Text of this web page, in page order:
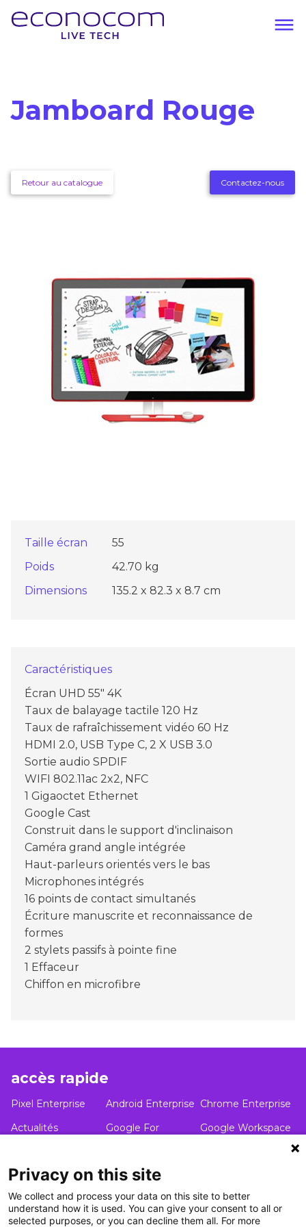
Aller
au
Jamboard Rouge
Retour au catalogue Contactez-nous
Taille écran
55
Poids
42.70 kg
Dimensions
135.2 x 82.3 x 8.7 cm
Caractéristiques
Écran UHD 55" 4K
Taux de balayage tactile 120 Hz
Taux de rafraîchissement vidéo 60 Hz
HDMI 2.0, USB Type C, 2 X USB 3.0
Sortie audio SPDIF
WIFI 802.11ac 2x2, NFC
1 Gigaoctet Ethernet
Google Cast
Construit dans le support d'inclinaison
Caméra grand angle intégrée
Haut-parleurs orientés vers le bas
Microphones intégrés
16 points de contact simultanés
Écriture manuscrite et reconnaissance de
formes
2 stylets passifs à pointe fine
1 Effaceur
Chiffon en microfibre
accès rapide
Pixel Enterprise Android Enterprise Chrome Enterprise
Actualités
Google For
Google Workspace
Catalogue Contact
Privacy on this site
We collect and process your data on this site to better
understand how it is used. You can give your consent to all or
selected purposes, or you can decline them all. For more